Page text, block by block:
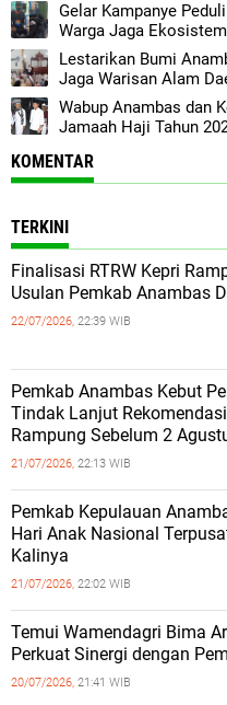
Gelar Kampanye
Warga Jaga
Lestarikan Bumi
Jaga Warisan Alam
Wabup Anambas dan
Jamaah Haji Tahun
KOMENTAR
TERKINI
Finalisasi RTRW Kepri
Usulan Pemkab Anambas
22/07/2026, 22:39 WIB
Pemkab Anambas Kebut
Tindak Lanjut
Rampung Sebelum 2
21/07/2026, 22:13 WIB
Pemkab Kepulauan
Hari Anak Nasional
Kalinya
21/07/2026, 22:02 WIB
Temui Wamendagri Bima
Perkuat Sinergi dengan
20/07/2026, 21:41 WIB